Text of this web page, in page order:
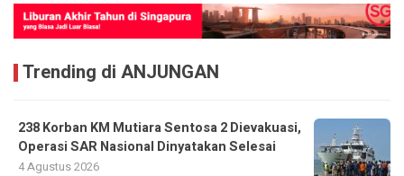
Trending di ANJUNGAN
238 Korban KM Mutiara Sentosa 2 Dievakuasi,
Operasi SAR Nasional Dinyatakan Selesai
4 Agustus 2026